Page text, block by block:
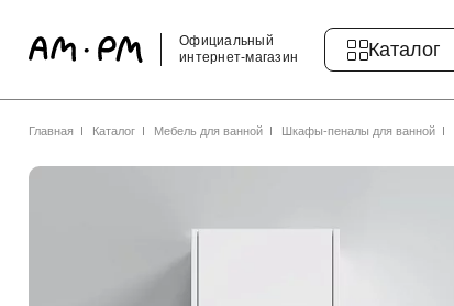
Официальный
интернет-магазин
Каталог
Главная Каталог Мебель для ванной Шкафы-пеналы для ванной